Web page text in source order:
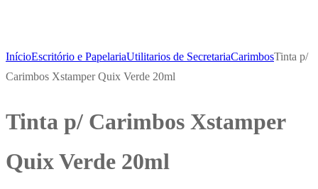
InícioEscritório e PapelariaUtilitarios de SecretariaCarimbosTinta p/
Carimbos Xstamper Quix Verde 20ml
Tinta p/ Carimbos Xstamper
Quix Verde 20ml